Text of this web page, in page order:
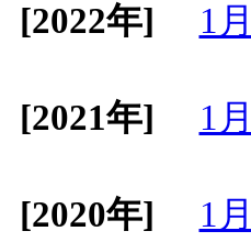
[2022年]
1月
[2021年]
1月
[2020年]
1月